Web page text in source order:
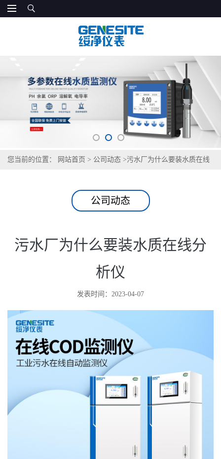
您当前的位置： 网站首页 > 公司动态 >污水厂为什么要装水质在线
公司动态
污水厂为什么要装水质在线分
析仪
发表时间：2023-04-07